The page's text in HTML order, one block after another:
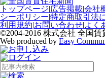
トップページ|広告掲載|会社
シーポリシー|特定商取引法
利用規約|お問い合わせ|よく
©2004-2016 株式会社 全国賃
Web produced by Easy